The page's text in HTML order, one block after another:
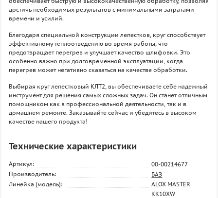
достичь необходимых результатов с минимальными затратами
времени и усилий.
Благодаря специальной конструкции лепестков, круг способствует
эффективному теплоотведению во время работы, что
предотвращает перегрев и улучшает качество шлифовки. Это
особенно важно при долговременной эксплуатации, когда
перегрев может негативно сказаться на качестве обработки.
Выбирая круг лепестковый КЛТ2, вы обеспечиваете себе надежный
инструмент для решения самых сложных задач. Он станет отличным
помощником как в профессиональной деятельности, так и в
домашнем ремонте. Заказывайте сейчас и убедитесь в высоком
качестве нашего продукта!
Технические характеристики
Артикул:
00-00214677
Производитель:
БАЗ
Линейка (модель):
ALOX MASTER
KK10XW